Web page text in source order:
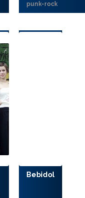
punk-rock
Bebidol